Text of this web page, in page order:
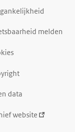
melden
data
website